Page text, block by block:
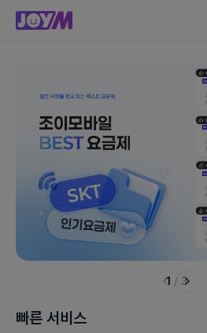
1 / 3
빠른 서비스